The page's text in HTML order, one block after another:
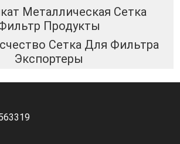
Металлическая Сетка
Продукты
Сетка Для Фильтра
Экспортеры